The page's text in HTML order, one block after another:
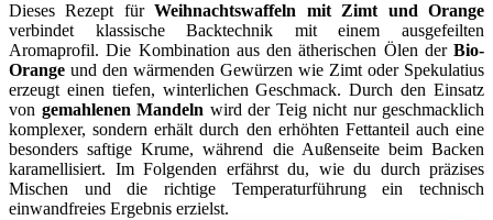
Dieses Rezept fürWeihnachtswaffeln mit Zimt und Orange
verbindet klassische Backtechnik mit einem ausgefeilten
Aromaprofil. Die Kombination aus den ätherischen Ölen der Bio-
Orange und den wärmenden Gewürzen wie Zimt oder Spekulatius
erzeugt einen tiefen, winterlichen Geschmack. Durch den Einsatz
von gemahlenen Mandeln wird der Teig nicht nur geschmacklich
komplexer, sondern erhält durch den erhöhten Fettanteil auch eine
besonders saftige Krume, während die Außenseite beim Backen
karamellisiert. Im Folgenden erfährst du, wie du durch präzises
Mischen und die richtige Temperaturführung ein technisch
einwandfreies Ergebnis erzielst.